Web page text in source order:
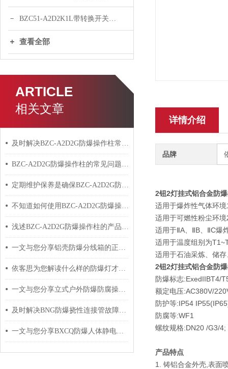
BZC51-A2D2K1L带转换开关操作柱
查看全部
ARTICLE
相关文章
及时解决BZC-A2D2G防爆操作柱常见问题对保障安全生产具有重要意义
BZC-A2D2G防爆操作柱的常见问题相应解决方法分享
定期维护保养是确保BZC-A2D2G防爆操作柱安全性能的重要方法
不知道如何使用BZC-A2D2G防爆操作柱？进来看
浅述BZC-A2D2G防爆操作柱的产品特点
一文与您分享铝壳防爆分线箱的正确安全操作方法
依客思为您解读什么样的防爆灯才算合格
一文与您分享立式户外防爆防腐操作柱的常见问题相应解决方法
及时解决BNG防爆挠性连接管故障是保障本质安全的重要环节
一文与您分享BXCQ防爆人体静电释放仪的正确使用步骤
详情介绍
品牌
2钮2灯挂式铝合金防
适用于爆炸性气体环
适用于可燃性粉尘环
适用于ⅡA、ⅡB、ⅡC爆
适用于温度组别为
适用于石油采炼、储
2钮2灯挂式铝合金防
防爆标志:ExedIIBT4/
额定电压:AC380V/
防护等:IP54
防腐等:WF1
螺纹规格:DN20 /G3/4;
产品特点
1. 铸铝合金外壳,表面